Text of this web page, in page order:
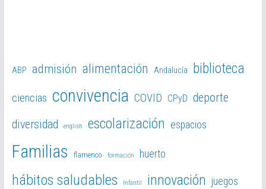
ABP admisión alimentación Andalucía biblioteca
ciencias convivencia COVID CPyD deporte
diversidad english escolarización espacios
Familias flamenco formación huerto
hábitos saludables Infantil innovación juegos